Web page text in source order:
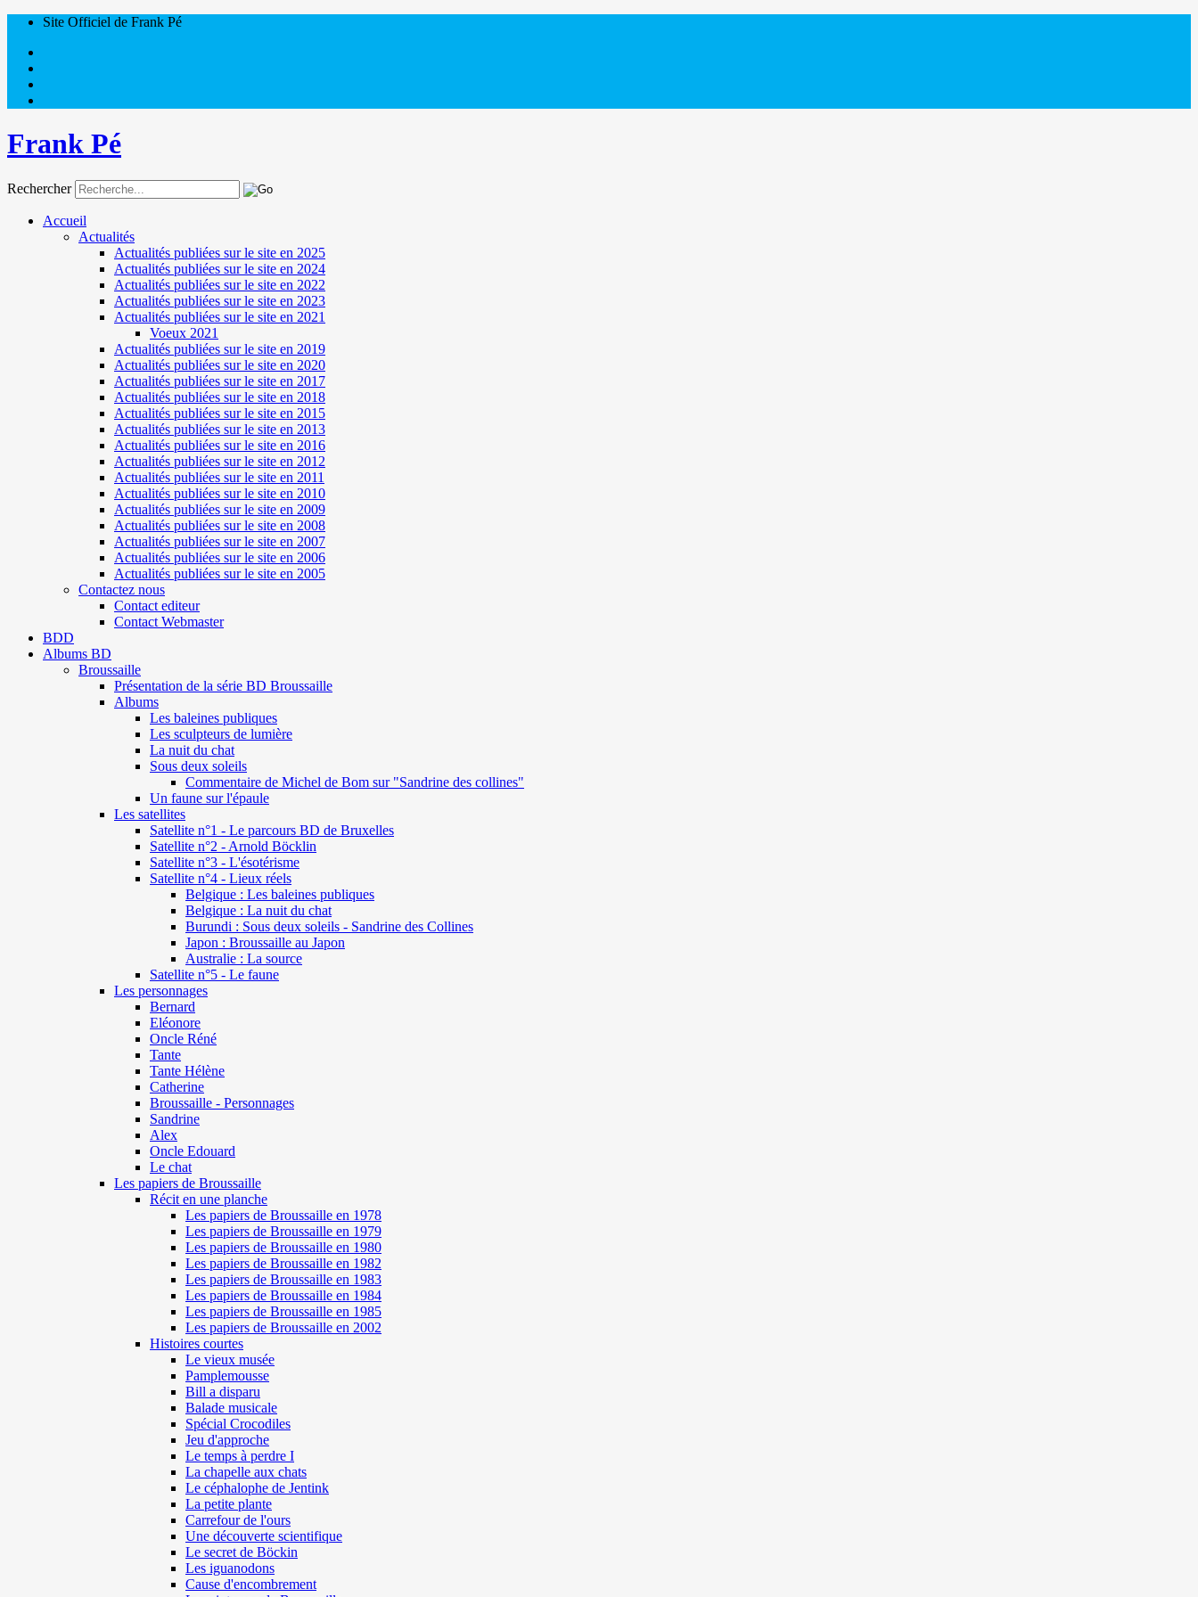
Site Officiel de Frank Pé
Frank Pé
Rechercher
Accueil
Actualités
Actualités publiées sur le site en 2025
Actualités publiées sur le site en 2024
Actualités publiées sur le site en 2022
Actualités publiées sur le site en 2023
Actualités publiées sur le site en 2021
Voeux 2021
Actualités publiées sur le site en 2019
Actualités publiées sur le site en 2020
Actualités publiées sur le site en 2017
Actualités publiées sur le site en 2018
Actualités publiées sur le site en 2015
Actualités publiées sur le site en 2013
Actualités publiées sur le site en 2016
Actualités publiées sur le site en 2012
Actualités publiées sur le site en 2011
Actualités publiées sur le site en 2010
Actualités publiées sur le site en 2009
Actualités publiées sur le site en 2008
Actualités publiées sur le site en 2007
Actualités publiées sur le site en 2006
Actualités publiées sur le site en 2005
Contactez nous
Contact editeur
Contact Webmaster
BDD
Albums BD
Broussaille
Présentation de la série BD Broussaille
Albums
Les baleines publiques
Les sculpteurs de lumière
La nuit du chat
Sous deux soleils
Commentaire de Michel de Bom sur "Sandrine des collines"
Un faune sur l'épaule
Les satellites
Satellite n°1 - Le parcours BD de Bruxelles
Satellite n°2 - Arnold Böcklin
Satellite n°3 - L'ésotérisme
Satellite n°4 - Lieux réels
Belgique : Les baleines publiques
Belgique : La nuit du chat
Burundi : Sous deux soleils - Sandrine des Collines
Japon : Broussaille au Japon
Australie : La source
Satellite n°5 - Le faune
Les personnages
Bernard
Eléonore
Oncle Réné
Tante
Tante Hélène
Catherine
Broussaille - Personnages
Sandrine
Alex
Oncle Edouard
Le chat
Les papiers de Broussaille
Récit en une planche
Les papiers de Broussaille en 1978
Les papiers de Broussaille en 1979
Les papiers de Broussaille en 1980
Les papiers de Broussaille en 1982
Les papiers de Broussaille en 1983
Les papiers de Broussaille en 1984
Les papiers de Broussaille en 1985
Les papiers de Broussaille en 2002
Histoires courtes
Le vieux musée
Pamplemousse
Bill a disparu
Balade musicale
Spécial Crocodiles
Jeu d'approche
Le temps à perdre I
La chapelle aux chats
Le céphalophe de Jentink
La petite plante
Carrefour de l'ours
Une découverte scientifique
Le secret de Böckin
Les iguanodons
Cause d'encombrement